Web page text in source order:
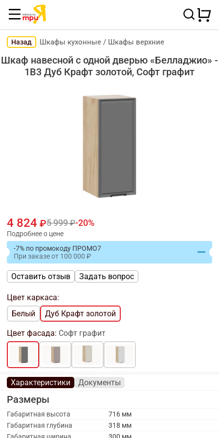
Назад Шкафы кухонные / Шкафы верхние
Шкаф навесной c одной дверью «Белладжио» -
1В3 Дуб Крафт золотой, Софт графит
4 824 5 999 20
Подробнее о цене
-7% по промокоду ПРОМО7
При заказеот 100 000
Оставить отзыв Задать вопрос
Цвет каркаса:
Белый
Дуб Крафт золотой
Цвет фасада: Софт графит
Характеристики Документы
Размеры
Габаритная высота
716 мм
Габаритная глубина
318 мм